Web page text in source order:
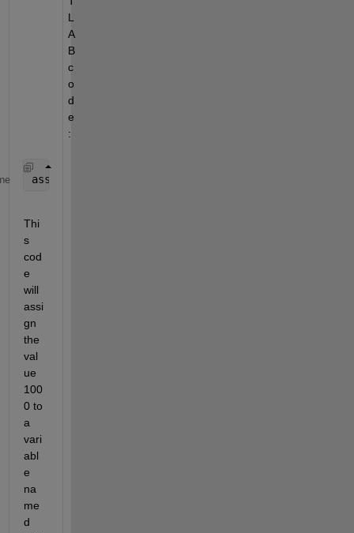
L
A
B
c
o
d
e
:
assignin(
Thi
s
cod
e
will
assi
gn
the
val
ue
100
0 to
a
vari
abl
e
na
me